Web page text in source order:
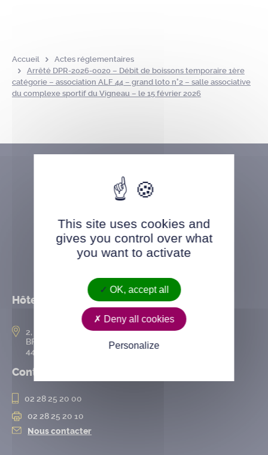
Accueil
Actes réglementaires
Arrêté DPR-2026-0020 – Débit de boissons temporaire 1ère
catégorie – association ALF 44 – grand loto n°2 – salle associative
du complexe sportif du Vigneau – le 15 février 2026
Hôtel de ville
2, rue de l’Hôtel-de-Ville
BP 50167
44802 Saint-Herblain cedex
Contact
02 28 25 20 00
02 28 25 20 10
Nous contacter
This site uses cookies and
gives you control over what
you want to activate
OK, accept all
Deny all cookies
Personalize